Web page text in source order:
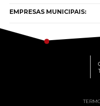
EMPRESAS MUNICIPAIS: